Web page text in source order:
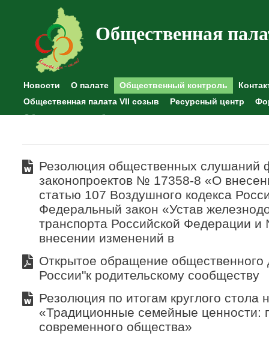
Общественная
Новости О палате Общественный контроль
Общественная палата VII созыв
Ресурсный центр
Общественные наблюдения
Резолюция общественных слушаний
законопроектов № 17358-8 «О
статью 107 Воздушного кодекса
Федеральный закон «Устав
транспорта Российской Федерации
внесении изменений в
Открытое обращение
России"к родительскому сообществу
Резолюция по итогам круглого стола
«Традиционные семейные ценности:
современного общества»